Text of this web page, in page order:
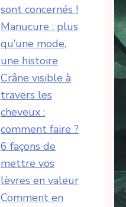
sont concernés !
Manucure : plus
qu’une mode,
une histoire
Crâne visible à
travers les
cheveux :
comment faire ?
6 façons de
mettre vos
lèvres en valeur
Comment en